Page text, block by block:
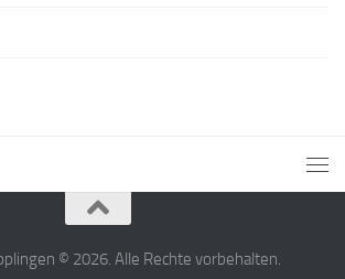
© 2026. Alle Rechte vorbehalten.